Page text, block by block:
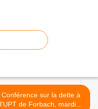
Conférence sur la dette à
l'UPT de Forbach, mardi 5